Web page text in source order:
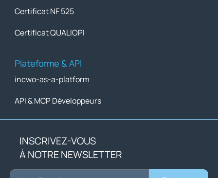
Certificat NF 525
Certificat QUALIOPI
Plateforme & API
incwo-as-a-platform
API & MCP Développeurs
INSCRIVEZ-VOUS
À NOTRE NEWSLETTER